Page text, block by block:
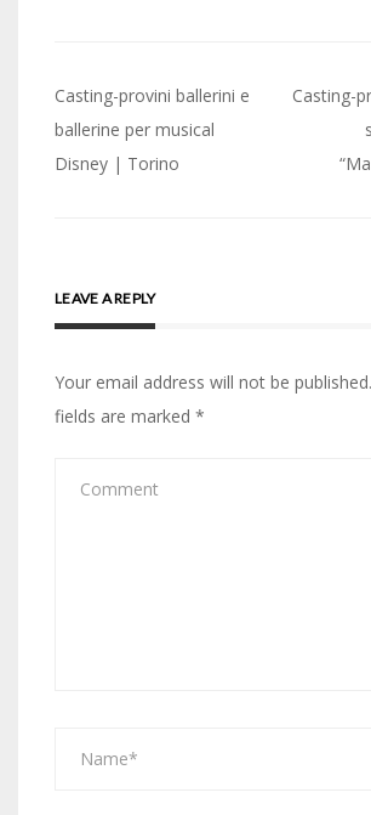
Post
navigation
Casting-provini ballerini e
ballerine per musical
Disney | Torino
Casting-
LEAVE A REPLY
Your email address will not be published.
fields are marked *